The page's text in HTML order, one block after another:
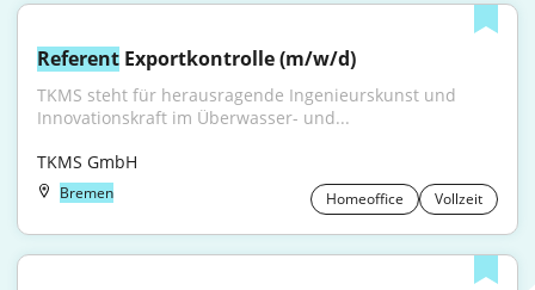
Referent Exportkontrolle (m/w/d)
TKMS steht für herausragende Ingenieurskunst und
Innovationskraft im Überwasser- und...
TKMS GmbH
Bremen Homeoffice Vollzeit